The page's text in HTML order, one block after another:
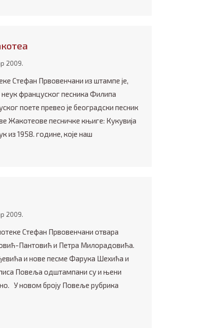
2009.
Стефан Првовенчани из штампе је,
француског песника Филипа
поете превео је београдски песник
Жакотеове песничке књиге: Кукувија
из 1958. године, које наш
2009.
Стефан Првовенчани отвара
Пантовић и Петра Милорадовића.
и нове песме Фарука Шехића и
Повеља одштампани су и њени
У новом броју Повеље рубрика